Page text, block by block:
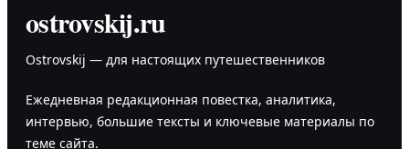
ostrovskij.ru
Ostrovskij — для настоящих путешественников
Ежедневная редакционная повестка, аналитика,
интервью, большие тексты и ключевые материалы по
теме сайта.